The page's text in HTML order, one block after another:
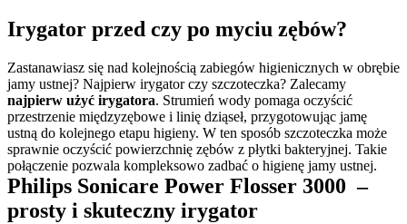
Irygator przed czy po myciu zębów?
Zastanawiasz się nad kolejnością zabiegów higienicznych w obrębie
najpierw użyć irygatora. Strumień wody pomaga oczyścić
przestrzenie międzyzębowe i linię dziąseł, przygotowując jamę
ustną do kolejnego etapu higieny. W ten sposób szczoteczka może
sprawnie oczyścić powierzchnię zębów z płytki bakteryjnej. Takie
Philips Sonicare Power Flosser 3000  –
prosty i skuteczny irygator